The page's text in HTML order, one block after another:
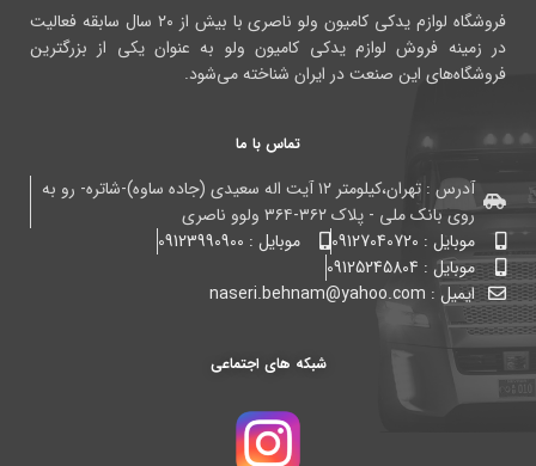
فروشگاه لوازم یدکی کامیون ولو ناصری با بیش از ۲۰ سال سابقه فعالیت
در زمینه فروش لوازم یدکی کامیون ولو به عنوان یکی از بزرگترین
فروشگاه‌های این صنعت در ایران شناخته می‌شود.
تماس با ما
آدرس : تهران،کیلومتر ۱۲ آیت اله سعیدی (جاده ساوه)-شاتره- رو به
روی بانک ملی - پلاک ۳۶۲-۳۶۴ ولوو ناصری
موبایل : 09127040720
موبایل : 09123990900
موبایل : 09125245804
ایمیل : naseri.behnam@yahoo.com
شبکه های اجتماعی